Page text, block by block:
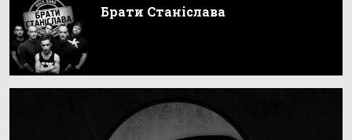
Брати Станіслава